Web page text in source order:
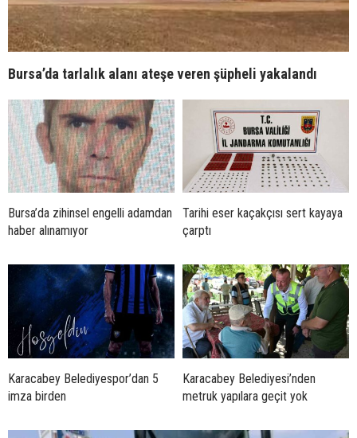
Bursa’da tarlalık alanı ateşe veren şüpheli yakalandı
Bursa’da zihinsel engelli adamdan
haber alınamıyor
Tarihi eser kaçakçısı sert kayaya
çarptı
Karacabey Belediyespor’dan 5
imza birden
Karacabey Belediyesi’nden
metruk yapılara geçit yok